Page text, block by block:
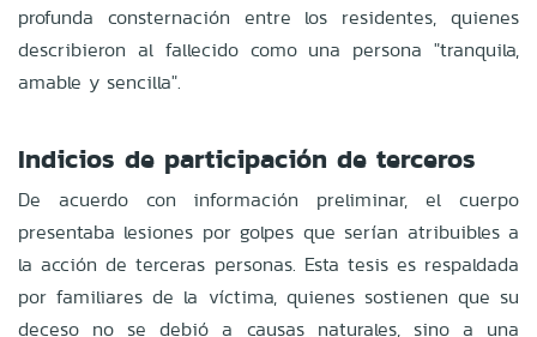
profunda consternación entre los residentes, quienes
describieron al fallecido como una persona "tranquila,
amable y sencilla".
Indicios de participación de terceros
De acuerdo con información preliminar, el cuerpo
presentaba lesiones por golpes que serían atribuibles a
la acción de terceras personas. Esta tesis es respaldada
por familiares de la víctima, quienes sostienen que su
deceso no se debió a causas naturales, sino a una